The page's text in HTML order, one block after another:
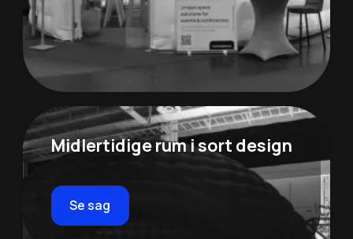
Midlertidige rum i sort design
Se sag